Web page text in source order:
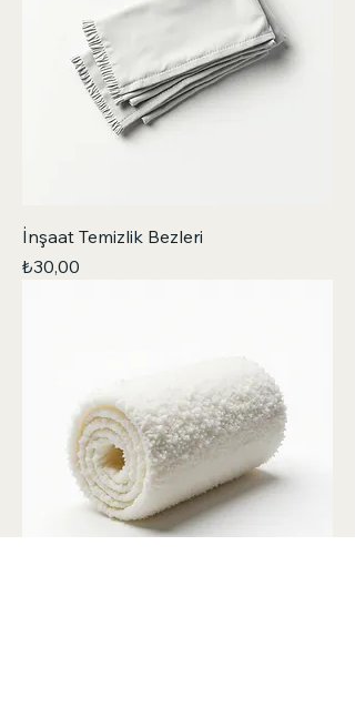
İnşaat Temizlik Bezleri
Fiyat
₺30,00